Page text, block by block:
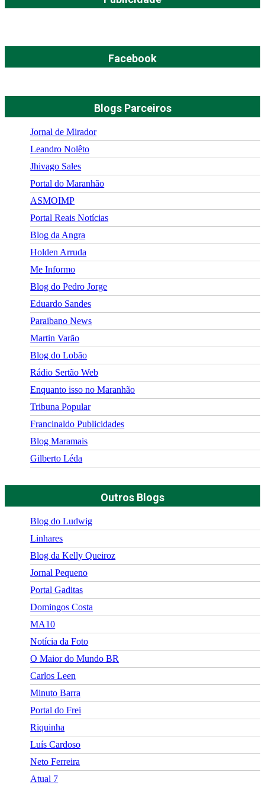
Facebook
Blogs Parceiros
Jornal de Mirador
Leandro Nolêto
Jhivago Sales
Portal do Maranhão
ASMOIMP
Portal Reais Notí­cias
Blog da Angra
Holden Arruda
Me Informo
Blog do Pedro Jorge
Eduardo Sandes
Paraibano News
Martin Varão
Blog do Lobão
Rádio Sertão Web
Enquanto isso no Maranhão
Tribuna Popular
Francinaldo Publicidades
Blog Maramais
Gilberto Léda
Outros Blogs
Blog do Ludwig
Linhares
Blog da Kelly Queiroz
Jornal Pequeno
Portal Gaditas
Domingos Costa
MA10
Notícia da Foto
O Maior do Mundo BR
Carlos Leen
Minuto Barra
Portal do Frei
Riquinha
Luís Cardoso
Neto Ferreira
Atual 7